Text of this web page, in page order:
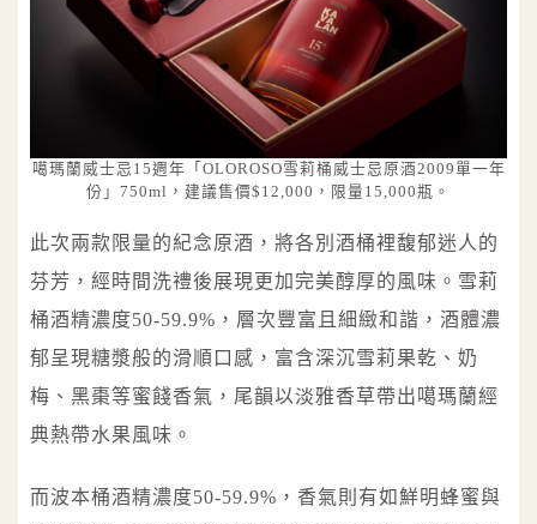
噶瑪蘭威士忌15週年「OLOROSO雪莉桶威士忌原酒2009單一年
份」750ml，建議售價$12,000，限量15,000瓶。
此次兩款限量的紀念原酒，將各別酒桶裡馥郁迷人的
芬芳，經時間洗禮後展現更加完美醇厚的風味。雪莉
桶酒精濃度50-59.9%，層次豐富且細緻和諧，酒體濃
郁呈現糖漿般的滑順口感，富含深沉雪莉果乾、奶
梅、黑棗等蜜餞香氣，尾韻以淡雅香草帶出噶瑪蘭經
典熱帶水果風味。
而波本桶酒精濃度50-59.9%，香氣則有如鮮明蜂蜜與